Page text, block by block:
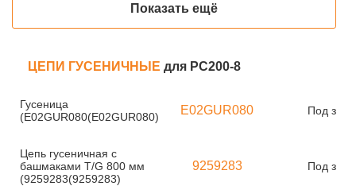
Показать ещё
ЦЕПИ ГУСЕНИЧНЫЕ для PC200-8
Гусеница
(E02GUR080(E02GUR080)
E02GUR080 Под
Цепь гусеничная с
башмаками T/G 800 мм
(9259283(9259283)
9259283 Под